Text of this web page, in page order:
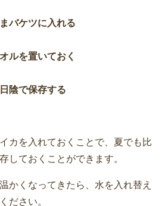
バケツに入れる
ルを置いておく
陰で保存する
カを入れておくことで、夏でも比
しておくことができます。
かくなってきたら、水を入れ替え
ださい。